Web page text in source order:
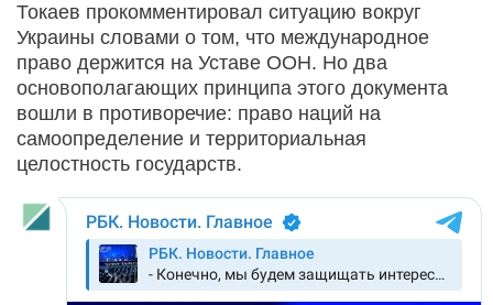
Токаев прокомментировал ситуацию вокруг
Украины словами о том, что международное
право держится на Уставе ООН. Но два
основополагающих принципа этого документа
вошли в противоречие: право наций на
самоопределение и территориальная
целостность государств.